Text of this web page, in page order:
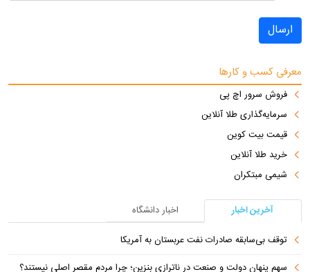
ارسال
معرفی کسب و کارها
فروش سرور اچ پی
سرمایه‌گذاری طلا آنلاین
قیمت بیت کوین
خرید طلا آنلاین
شیمی مبتکران
آخرین اخبار
اخبار دانشگاه
توقف بی‌سابقه صادرات نفت عربستان به آمریکا
سهم پنهان دولت و صنعت در ناترازی بنزین؛ چرا مردم مقصر اصلی نیستند؟